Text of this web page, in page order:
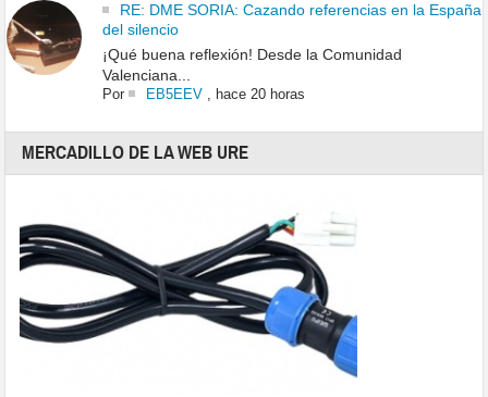
RE: DME SORIA: Cazando referencias en la España
del silencio
¡Qué buena reflexión! Desde la Comunidad
Valenciana...
Por EB5EEV, hace 20 horas
MERCADILLO DE LA WEB URE